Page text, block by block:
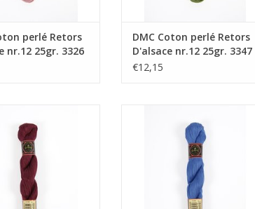
perlé Retors
nr.12 25gr. 3326
DMC Coton perlé Retors
D'alsace nr.12 25gr. 3347
€12,15
nr.12 25gr. 815
AAN WINKELWAGEN
nr.12 25gr. 798
TOEVOEGEN AAN WINKELWAGEN